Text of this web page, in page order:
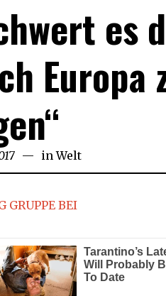
es
Europa
July
8,
in Welt
GRUPPE BEI